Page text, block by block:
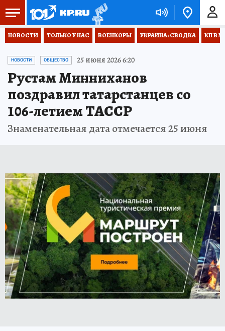
НОВОСТИ ТОЛЬКО У НАС ВОЕНКОРЫ УКРАИНА: СВОДКА КП В
НОВОСТИ ОБЩЕСТВО 25 июня 2026 6:20
Рустам Минниханов
поздравил татарстанцев со
106-летием ТАССР
Знаменательная дата отмечается 25 июня